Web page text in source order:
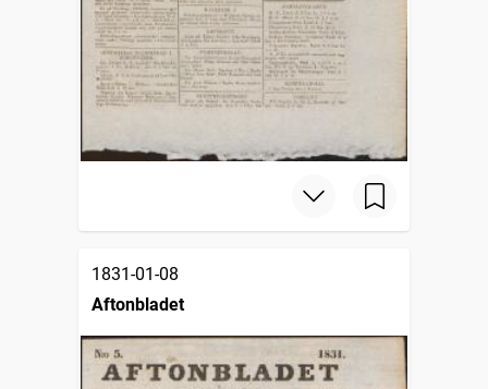
1831-01-08
Aftonbladet